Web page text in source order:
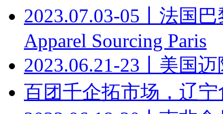
2023.07.03-05丨法国
Apparel Sourcing Paris
2023.06.21-23丨美国
百团千企拓市场，辽